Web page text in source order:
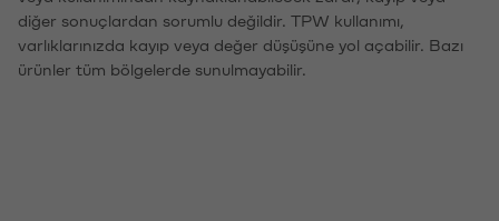
diğer sonuçlardan sorumlu değildir. TPW kullanımı,
varlıklarınızda kayıp veya değer düşüşüne yol açabilir. Bazı
ürünler tüm bölgelerde sunulmayabilir.